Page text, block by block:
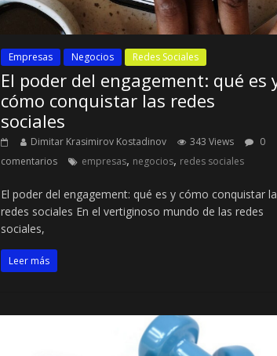
Empresas Negocios Redes Sociales
El poder del engagement: qué es
cómo conquistar las redes
sociales
Dimitar Krasimirov Kostadinov 343 Views
0
comentarios
empresas, negocios, redes sociales
El poder del engagement: qué es y cómo conquistar
redes sociales En el vertiginoso mundo de las redes
sociales,
Leer más